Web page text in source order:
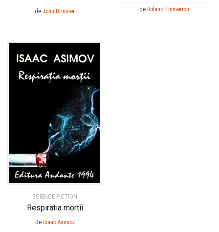
de John Brunner de Roland Emmerich
SCIENCE FICTION
Respiratia mortii
de Isaac Asimov